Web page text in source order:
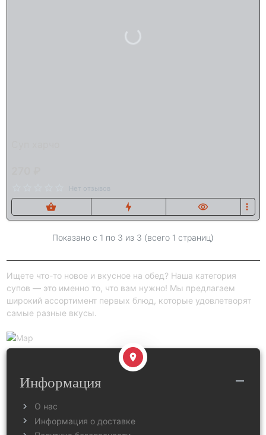
Нет отзывов
Показано с 1 по 3 из 3 (всего 1 страниц)
Ищете что-то новое и вкусное на обед? Наша категория
супов — это именно то, что вам нужно! Мы предлагаем
широкий ассортимент первых блюд, которые удовлетворят
самые разные вкусы.
Информация
О нас
Информация о доставке